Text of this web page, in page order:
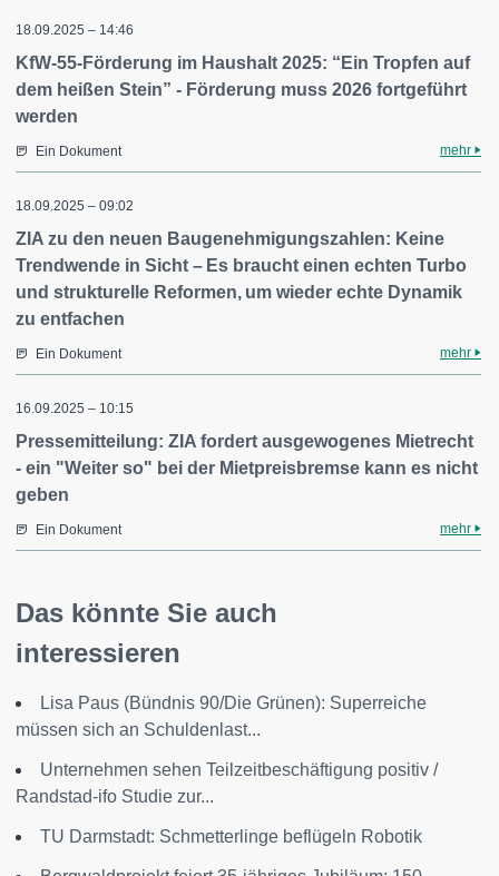
18.09.2025 – 14:46
KfW-55-Förderung im Haushalt 2025: “Ein Tropfen auf
dem heißen Stein” - Förderung muss 2026 fortgeführt
werden
Ein Dokument mehr
18.09.2025 – 09:02
ZIA zu den neuen Baugenehmigungszahlen: Keine
Trendwende in Sicht – Es braucht einen echten Turbo
und strukturelle Reformen, um wieder echte Dynamik
zu entfachen
Ein Dokument mehr
16.09.2025 – 10:15
Pressemitteilung: ZIA fordert ausgewogenes Mietrecht
- ein "Weiter so" bei der Mietpreisbremse kann es nicht
geben
Ein Dokument mehr
Das könnte Sie auch
interessieren
Lisa Paus (Bündnis 90/Die Grünen): Superreiche
müssen sich an Schuldenlast...
Unternehmen sehen Teilzeitbeschäftigung positiv /
Randstad-ifo Studie zur...
TU Darmstadt: Schmetterlinge beflügeln Robotik